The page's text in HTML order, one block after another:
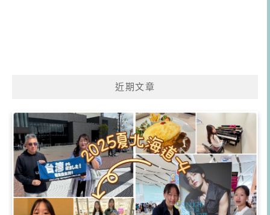
近期文章